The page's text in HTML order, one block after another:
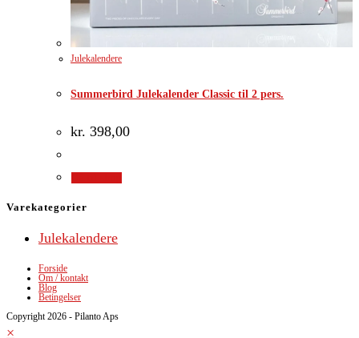
Julekalendere
Summerbird Julekalender Classic til 2 pers.
kr. 398,00
Varekategorier
Julekalendere
Forside
Om / kontakt
Blog
Betingelser
Copyright 2026 - Pilanto Aps
×